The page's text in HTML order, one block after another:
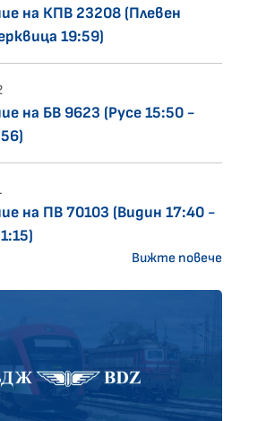
на КПВ 23208 (Плевен
19:59)
на БВ 9623 (Русе 15:50 -
на ПВ 70103 (Видин 17:40 -
Вижте повече